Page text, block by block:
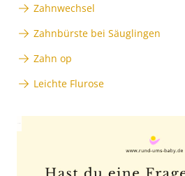
Zahnwechsel
Zahnbürste bei Säuglingen
Zahn op
Leichte Flurose